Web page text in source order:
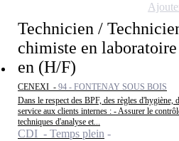
Technicien /
chimiste en
en (H/F)
CENEXI - 94 - FONTENAY SOUS BOIS
Dans le respect des BPF, des règles d'hygiène,
service aux clients internes : - Assurer le
techniques d'analyse et...
CDI - Temps plein